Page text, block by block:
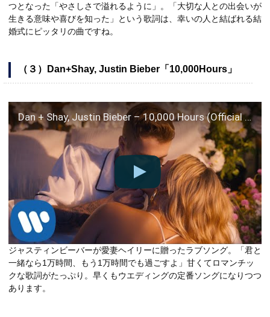
つとなった「やさしさで溢れるように」。「大切な人との出会いが
生きる意味や喜びを知った」という歌詞は、幸いの人と結ばれる結
婚式にピッタリの曲ですね。
（３）Dan+Shay, Justin Bieber「10,000Hours」
Dan + Shay, Justin Bieber – 10,000 Hours (Official Music Video)
ジャスティンビーバーが愛妻ヘイリーに贈ったラブソング。「君と
一緒なら1万時間、もう1万時間でも過ごすよ」甘くてロマンチッ
クな歌詞がたっぷり。早くもウエディングの定番ソングになりつつ
あります。